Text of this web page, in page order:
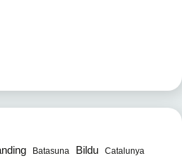
Batasuna Bildu Catalunya